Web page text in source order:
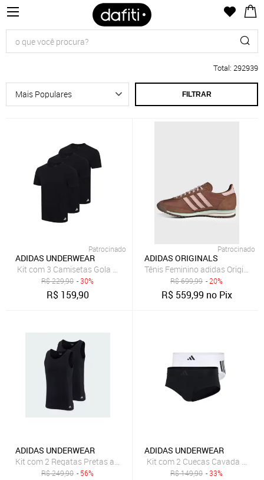
Total: 292939
FILTRAR
Patrocinado
ADIDAS UNDERWEAR
Kit com 3 Camisetas Gola Careca adidas Underwear Preto
R$229,90 - 30%
R$ 159,90
Patrocinado
ADIDAS ORIGINALS
Tênis Feminino adidas Originals
R$699,99 - 20%
R$ 559,99 no Pix
ADIDAS UNDERWEAR
Kit com 2 Regatas Pretas adidas Underwear
R$249,90 - 56%
ADIDAS UNDERWEAR
Kit com 2 Cuecas Cavada
R$149,90 - 33%